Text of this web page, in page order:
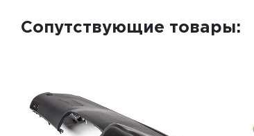
Сопутствующие товары: